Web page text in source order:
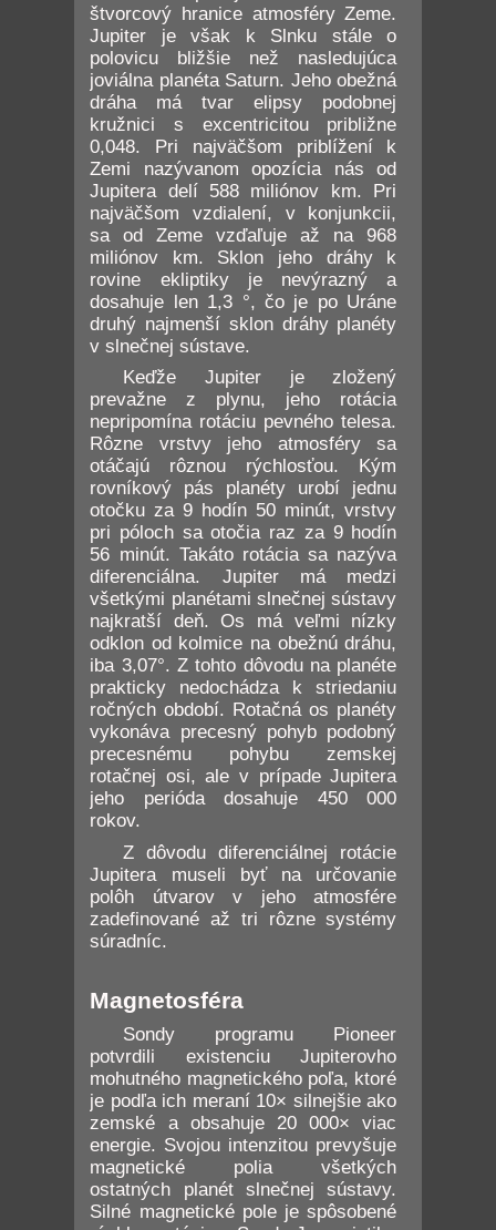
štvorcový hranice atmosféry Zeme.
Jupiter je však k Slnku stále o
polovicu bližšie než nasledujúca
joviálna planéta Saturn. Jeho obežná
dráha má tvar elipsy podobnej
kružnici s excentricitou približne
0,048. Pri najväčšom priblížení k
Zemi nazývanom opozícia nás od
Jupitera delí 588 miliónov km. Pri
najväčšom vzdialení, v konjunkcii,
sa od Zeme vzďaľuje až na 968
miliónov km. Sklon jeho dráhy k
rovine ekliptiky je nevýrazný a
dosahuje len 1,3 °, čo je po Uráne
druhý najmenší sklon dráhy planéty
v slnečnej sústave.
Keďže Jupiter je zložený
prevažne z plynu, jeho rotácia
nepripomína rotáciu pevného telesa.
Rôzne vrstvy jeho atmosféry sa
otáčajú rôznou rýchlosťou. Kým
rovníkový pás planéty urobí jednu
otočku za 9 hodín 50 minút, vrstvy
pri póloch sa otočia raz za 9 hodín
56 minút. Takáto rotácia sa nazýva
diferenciálna. Jupiter má medzi
všetkými planétami slnečnej sústavy
najkratší deň. Os má veľmi nízky
odklon od kolmice na obežnú dráhu,
iba 3,07°. Z tohto dôvodu na planéte
prakticky nedochádza k striedaniu
ročných období. Rotačná os planéty
vykonáva precesný pohyb podobný
precesnému pohybu zemskej
rotačnej osi, ale v prípade Jupitera
jeho perióda dosahuje 450 000
rokov.
Z dôvodu diferenciálnej rotácie
Jupitera museli byť na určovanie
polôh útvarov v jeho atmosfére
zadefinované až tri rôzne systémy
súradníc.
Magnetosféra
Sondy programu Pioneer
potvrdili existenciu Jupiterovho
mohutného magnetického poľa, ktoré
je podľa ich meraní 10× silnejšie ako
zemské a obsahuje 20 000× viac
energie. Svojou intenzitou prevyšuje
magnetické polia všetkých
ostatných planét slnečnej sústavy.
Silné magnetické pole je spôsobené